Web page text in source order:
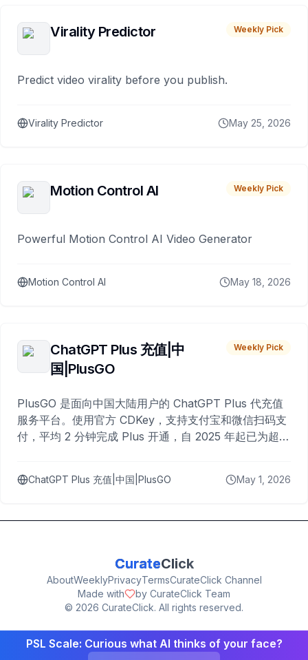
Virality Predictor Weekly Pick
Predict video virality before you publish.
Virality Predictor May 25, 2026
Motion Control AI Weekly Pick
Powerful Motion Control AI Video Generator
Motion Control AI May 18, 2026
ChatGPT Plus 充值|中
国|PlusGO
Weekly Pick
PlusGO 是面向中国大陆用户的 ChatGPT Plus 代充值
服务平台。使用官方 CDKey，支持支付宝和微信扫码支
付，平均 2 分钟完成 Plus 开通，自 2025 年起已为超过
ChatGPT Plus 充值|中国|PlusGO May 1, 2026
CurateClick
AboutWeeklyPrivacyTermsCurateClick Channel
Made with
by CurateClick Team
© 2026 CurateClick. All rights reserved.
PSL Scale: Curious what AI thinks of your face?